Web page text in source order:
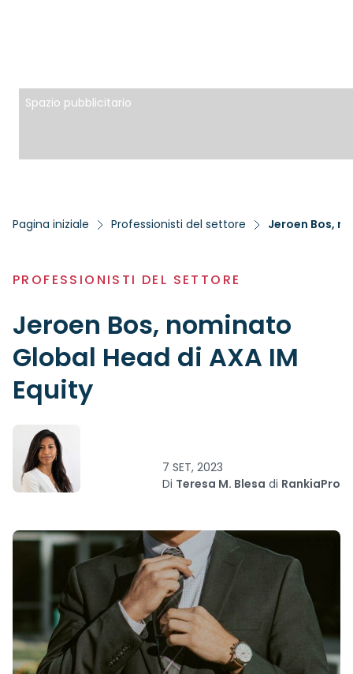
Spazio pubblicitario
Pagina iniziale Professionisti del settore Jeroen Bos,
PROFESSIONISTI DEL SETTORE
Jeroen Bos, nominato
Global Head di AXA IM
Equity
7 SET, 2023
Di Teresa M. Blesa di RankiaPro